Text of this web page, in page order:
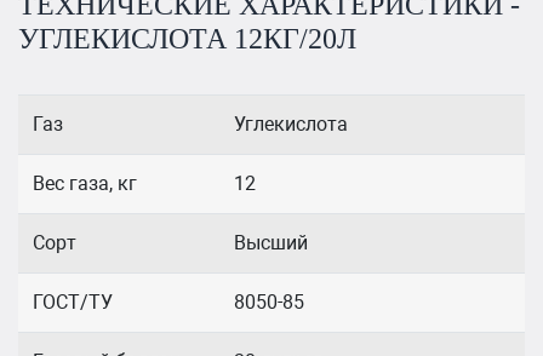
УГЛЕКИСЛОТА 12КГ/20Л
Газ Углекислота
Вес газа, кг 12
Сорт Высший
ГОСТ/ТУ 8050-85